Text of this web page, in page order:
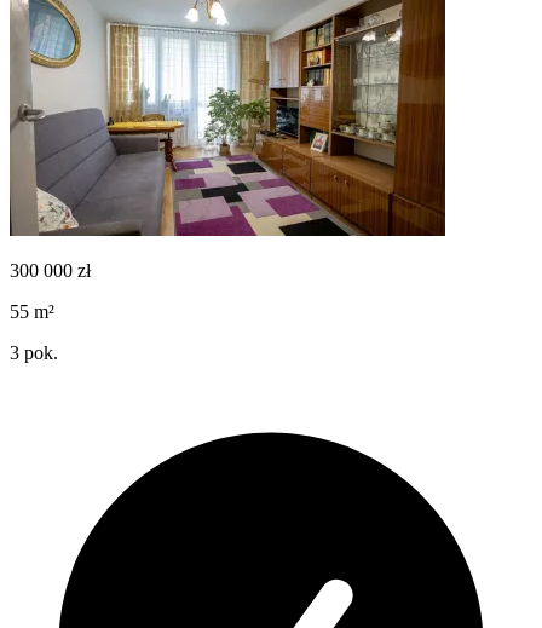
300 000 zł
55 m²
3 pok.